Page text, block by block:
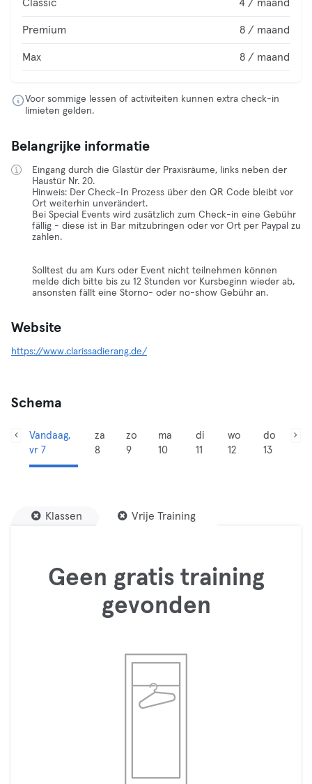
Classic 4 / maand
Premium 8 / maand
Max 8 / maand
Voor sommige lessen of activiteiten kunnen extra check-in
limieten gelden.
Belangrijke informatie
Eingang durch die Glastür der Praxisräume, links neben der
Haustür Nr. 20.
Hinweis: Der Check-In Prozess über den QR Code bleibt vor
Ort weiterhin unverändert.
Bei Special Events wird zusätzlich zum Check-in eine Gebühr
fällig - diese ist in Bar mitzubringen oder vor Ort per Paypal zu
zahlen.
Solltest du am Kurs oder Event nicht teilnehmen können
melde dich bitte bis zu 12 Stunden vor Kursbeginn wieder ab,
ansonsten fällt eine Storno- oder no-show Gebühr an.
Website
https://www.clarissadierang.de/
Schema
Vandaag,
vr 7
za
8
zo
9
ma
10
di
11
wo
12
do
13
Klassen Vrije Training
Geen gratis training
gevonden